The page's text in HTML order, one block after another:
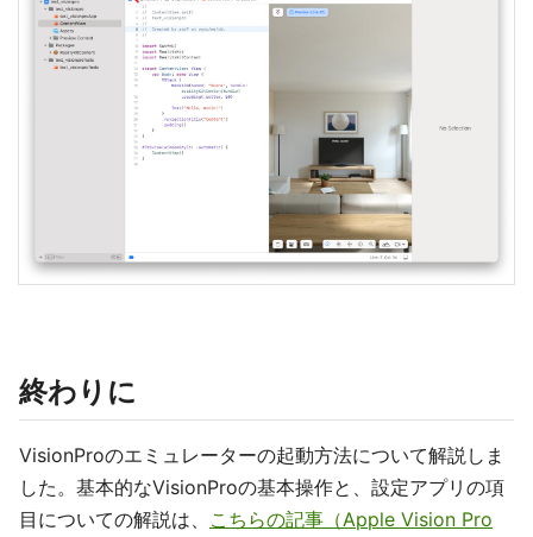
終わりに
VisionProのエミュレーターの起動方法について解説しま
した。基本的なVisionProの基本操作と、設定アプリの項
目についての解説は、 こちらの記事（Apple Vision Pro